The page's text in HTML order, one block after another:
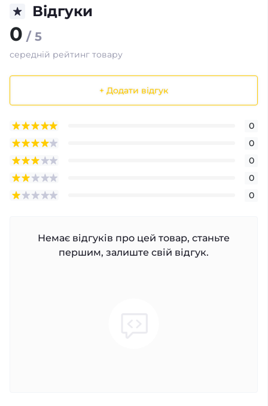
Відгуки
0 / 5
середній рейтинг товару
+ Додати відгук
0
0
0
0
0
Немає відгуків про цей товар, станьте
першим, залиште свій відгук.